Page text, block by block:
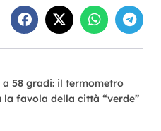
58 gradi: il termometro
la favola della città “verde”